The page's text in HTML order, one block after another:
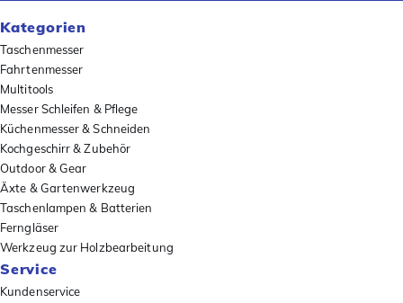
Kategorien
Taschenmesser
Fahrtenmesser
Multitools
Messer Schleifen & Pflege
Küchenmesser & Schneiden
Kochgeschirr & Zubehör
Outdoor & Gear
Äxte & Gartenwerkzeug
Taschenlampen & Batterien
Ferngläser
Werkzeug zur Holzbearbeitung
Service
Kundenservice